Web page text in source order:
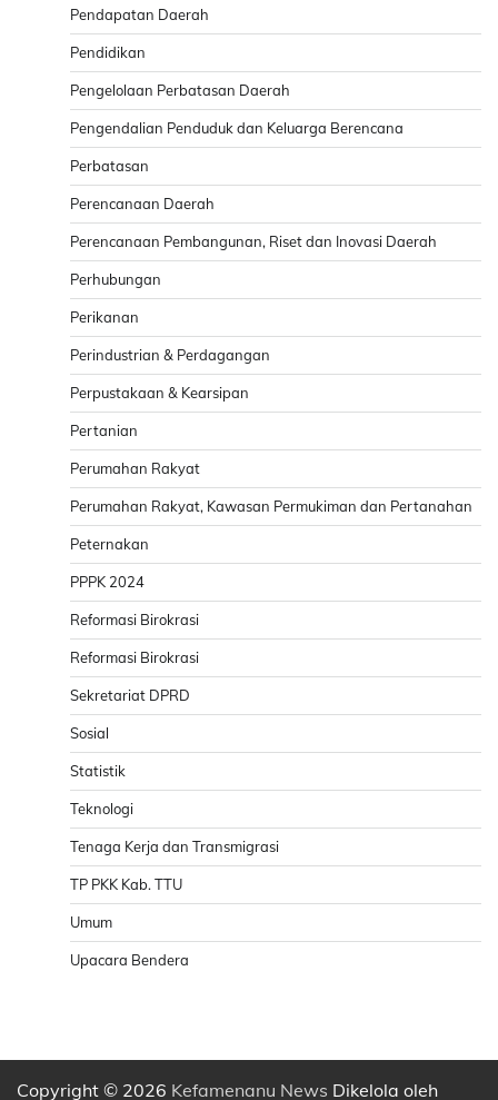
Pendapatan Daerah
Pendidikan
Pengelolaan Perbatasan Daerah
Pengendalian Penduduk dan Keluarga Berencana
Perbatasan
Perencanaan Daerah
Perencanaan Pembangunan, Riset dan Inovasi Daerah
Perhubungan
Perikanan
Perindustrian & Perdagangan
Perpustakaan & Kearsipan
Pertanian
Perumahan Rakyat
Perumahan Rakyat, Kawasan Permukiman dan Pertanahan
Peternakan
PPPK 2024
Reformasi Birokrasi
Reformasi Birokrasi
Sekretariat DPRD
Sosial
Statistik
Teknologi
Tenaga Kerja dan Transmigrasi
TP PKK Kab. TTU
Umum
Upacara Bendera
Copyright © 2026 Kefamenanu News Dikelola oleh